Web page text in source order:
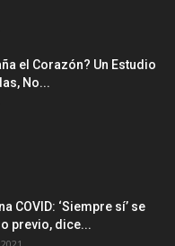
el Corazón? Un Estudio
No...
COVID: ‘Siempre sí’ se
previo, dice...